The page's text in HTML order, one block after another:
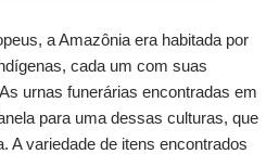
a Amazônia era habitada por
cada um com suas
urnas funerárias encontradas em
para uma dessas culturas, que
A variedade de itens encontrados